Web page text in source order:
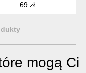
69 zł
mogą Ci